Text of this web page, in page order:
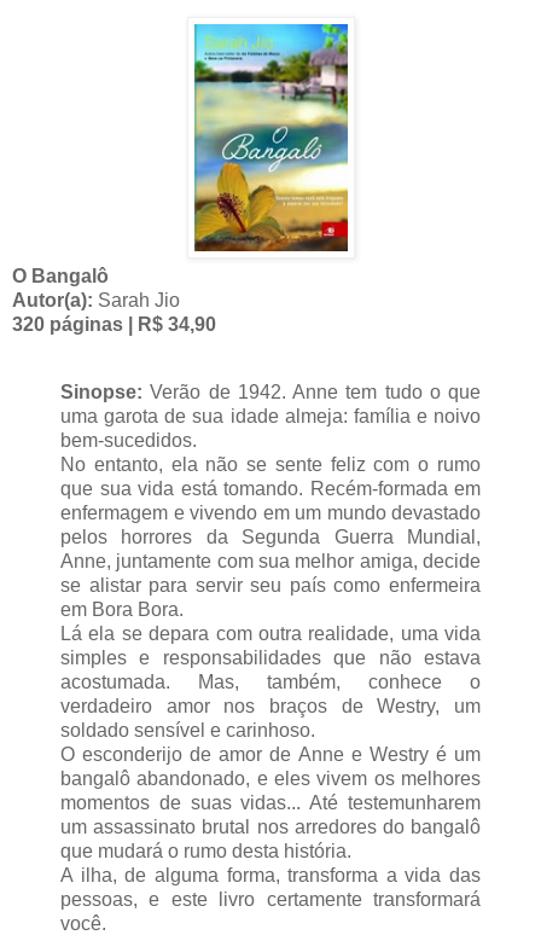
O Bangalô
Autor(a): Sarah Jio
320 páginas | R$ 34,90
Sinopse:Verão de 1942. Anne tem tudo o que
uma garota de sua idade almeja: família e noivo
bem-sucedidos.
No entanto, ela não se sente feliz com o rumo
que sua vida está tomando. Recém-formada em
enfermagem e vivendo em um mundo devastado
pelos horrores da Segunda Guerra Mundial,
Anne, juntamente com sua melhor amiga, decide
se alistar para servir seu país como enfermeira
em Bora Bora.
Lá ela se depara com outra realidade, uma vida
simples e responsabilidades que não estava
acostumada. Mas, também, conhece o
verdadeiro amor nos braços de Westry, um
soldado sensível e carinhoso.
O esconderijo de amor de Anne e Westry é um
bangalô abandonado, e eles vivem os melhores
momentos de suas vidas... Até testemunharem
um assassinato brutal nos arredores do bangalô
que mudará o rumo desta história.
A ilha, de alguma forma, transforma a vida das
pessoas, e este livro certamente transformará
você.